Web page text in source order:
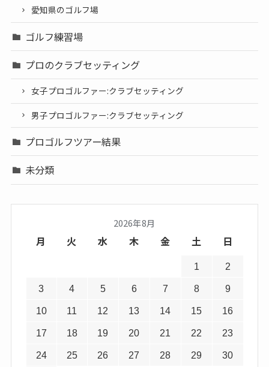
愛知県のゴルフ場
ゴルフ練習場
プロのクラブセッティング
女子プロゴルファー:クラブセッティング
男子プロゴルファー:クラブセッティング
プロゴルフツアー結果
未分類
2026年8月
月 火 水 木 金 土 日
1 2
3 4 5 6 7 8 9
10 11 12 13 14 15 16
17 18 19 20 21 22 23
24 25 26 27 28 29 30